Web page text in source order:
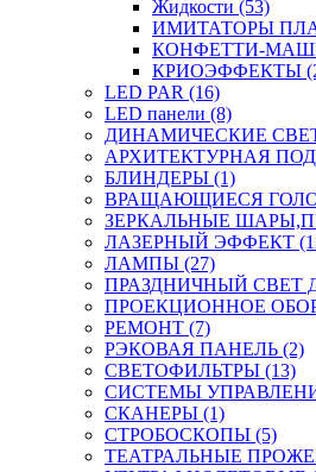
Жидкости (53)
ИМИТАТОРЫ
КОНФЕТТИ-
КРИОЭФФЕКТЫ
LED PAR (16)
LED панели (8)
ДИНАМИЧЕСКИЕ
АРХИТЕКТУРНАЯ
БЛИНДЕРЫ (1)
ВРАЩАЮЩИЕСЯ
ЗЕРКАЛЬНЫЕ
ЛАЗЕРНЫЙ ЭФФЕКТ
ЛАМПЫ (27)
ПРАЗДНИЧНЫЙ СВЕТ
ПРОЕКЦИОННОЕ
РЕМОНТ (7)
РЭКОВАЯ ПАНЕЛЬ (2)
СВЕТОФИЛЬТРЫ (13)
СИСТЕМЫ
СКАНЕРЫ (1)
СТРОБОСКОПЫ (5)
ТЕАТРАЛЬНЫЕ